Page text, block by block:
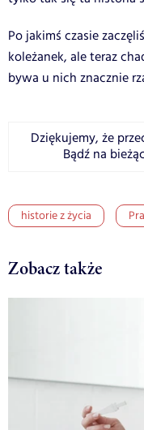
Po jakimś czasie
koleżanek, ale teraz
bywa u nich znacznie
Dziękujemy, że
Bądź na
historie z życia
Zobacz także